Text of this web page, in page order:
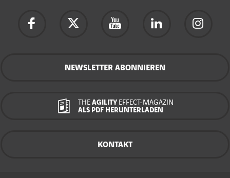
NEWSLETTER ABONNIEREN
THE AGILITY EFFECT-MAGAZIN
ALS PDF HERUNTERLADEN
KONTAKT